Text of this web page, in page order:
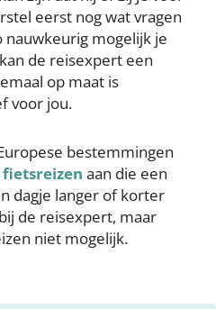
eerst nog wat vragen
nauwkeurig mogelijk je
de reisexpert een
op maat is
voor jou.
bestemmingen
aan die een
dagje langer of korter
de reisexpert, maar
niet mogelijk.